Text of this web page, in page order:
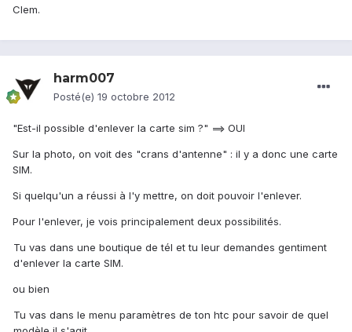
Clem.
harm007
Posté(e) 19 octobre 2012
"Est-il possible d'enlever la carte sim ?" ==> OUI
Sur la photo, on voit des "crans d'antenne" : il y a donc une carte
SIM.
Si quelqu'un a réussi à l'y mettre, on doit pouvoir l'enlever.
Pour l'enlever, je vois principalement deux possibilités.
Tu vas dans une boutique de tél et tu leur demandes gentiment
d'enlever la carte SIM.
ou bien
Tu vas dans le menu paramètres de ton htc pour savoir de quel